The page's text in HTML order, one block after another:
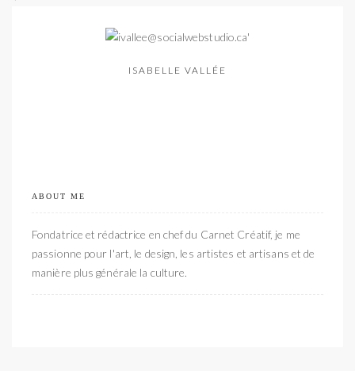
ISABELLE VALLÉE
ABOUT ME
Fondatrice et rédactrice en chef du Carnet Créatif, je me
passionne pour l'art, le design, les artistes et artisans et de
manière plus générale la culture.